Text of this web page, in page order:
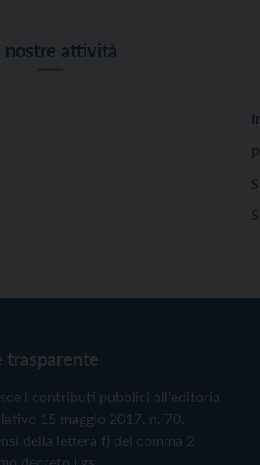
nostre attività
trasparente
i contributi pubblici all'editoria
15 maggio 2017, n. 70.
della lettera f) del comma 2